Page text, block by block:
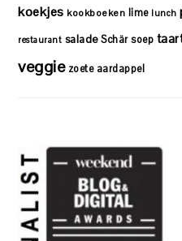
koekjes kookboeken lime lunch
restaurant salade Schär soep
veggie zoete aardappel